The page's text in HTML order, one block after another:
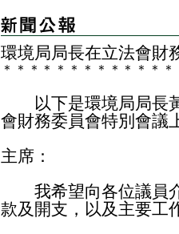
環境局局長在立法會財
＊ ＊ ＊ ＊ ＊ ＊ ＊ ＊ ＊ ＊ ＊ ＊ ＊
以下是環境局局長黃
會財務委員會特別會議
主席：
我希望向各位議員介
款及開支，以及主要工